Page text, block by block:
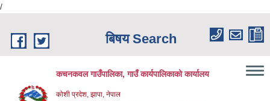
/
बिषय Search
कचनकवल गाउँपालिका, गाउँ कार्यपालिकाको कार्यालय
कोशी प्रदेश, झापा, नेपाल